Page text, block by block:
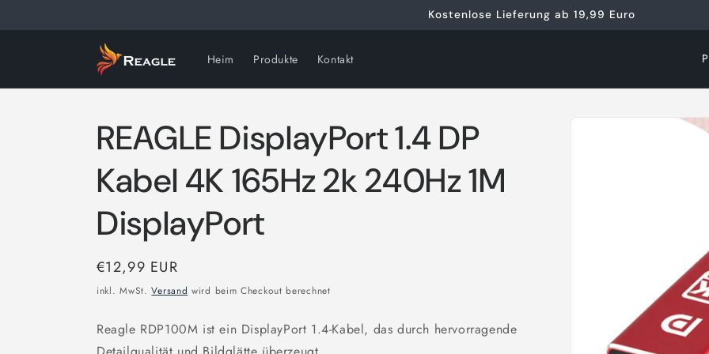
Inhalt
Kostenlose Lieferung ab 19,99 Euro
Heim Produkte Kontakt
d
i
o
n
REAGLE DisplayPort 1.4 DP
Kabel 4K 165Hz 2k 240Hz 1M
DisplayPort
Normaler
Preis
€12,99 EUR
inkl. MwSt.Versand wird beim Checkout berechnet
Reagle RDP100M ist ein DisplayPort 1.4-Kabel, das durch hervorragende